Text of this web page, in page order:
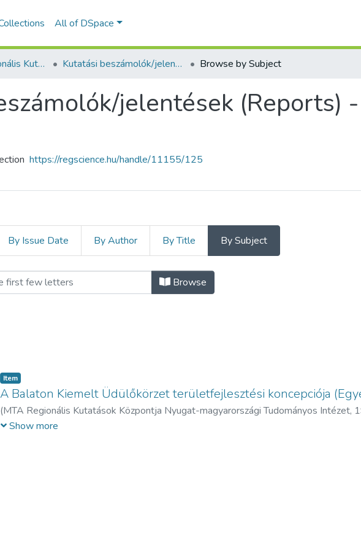
All of DSpace
ELTE KRTK Regionális Kutatások Intézete Kutatási beszámolók/jelentések (Reports) - magyar nyelvű (RKI) Browse by Subject
jelentések (Reports)
https://regscience.hu/handle/11155/125
By Issue Date By Author By Title By Subject
beszámolók/jelentések (Reports) - magyar
Browse
Item
A Balaton Kiemelt Üdülőkörzet területfejlesztési koncepciója
(MTA Regionális Kutatások Központja Nyugat-magyarországi Tudományos Intézet,
Mihály;Rechnitzer, János
Show more